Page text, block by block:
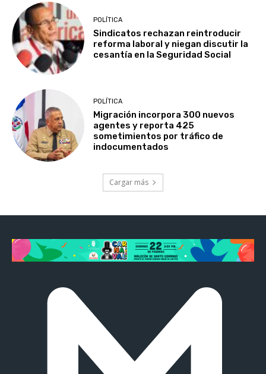
POLÍTICA
Sindicatos rechazan reintroducir
reforma laboral y niegan discutir la
cesantía en la Seguridad Social
POLÍTICA
Migración incorpora 300 nuevos
agentes y reporta 425
sometimientos por tráfico de
indocumentados
Cargar más